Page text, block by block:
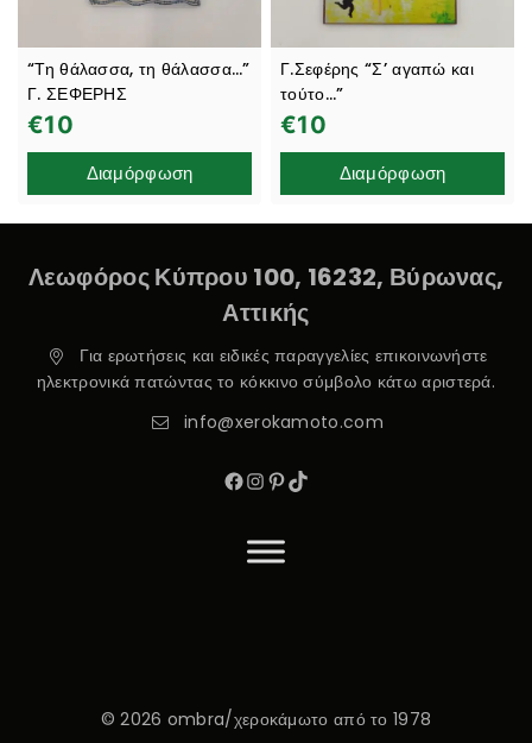
“Τη θάλασσα, τη θάλασσα…”
Γ. ΣΕΦΕΡΗΣ
€10
Διαμόρφωση
Γ.Σεφέρης “Σ’ αγαπώ και
τούτο…”
€10
Διαμόρφωση
Λεωφόρος Κύπρου 100, 16232, Βύρωνας,
Αττικής
Για ερωτήσεις και ειδικές παραγγελίες επικοινωνήστε
ηλεκτρονικά πατώντας το κόκκινο σύμβολο κάτω αριστερά.
info@xerokamoto.com
© 2026 ombra/χεροκάμωτο από το 1978